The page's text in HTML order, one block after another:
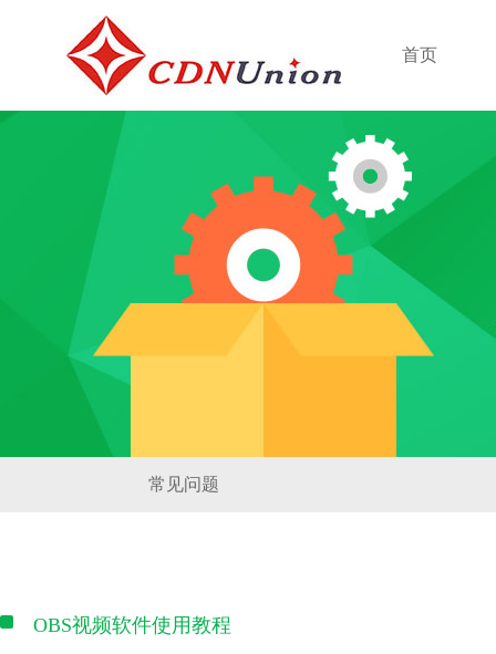
首页
常见问题
OBS视频软件使用教程